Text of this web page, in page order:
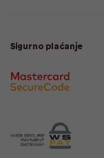
Sigurno plaćanje